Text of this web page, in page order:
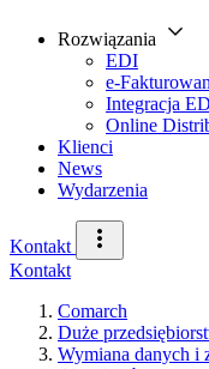
Rozwiązania
EDI
e-
Integracja
Online
Klienci
News
Wydarzenia
Kontakt
Kontakt
Comarch
Duże
Wymiana danych i